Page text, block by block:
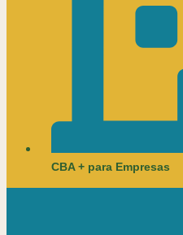
CBA + para Empresas